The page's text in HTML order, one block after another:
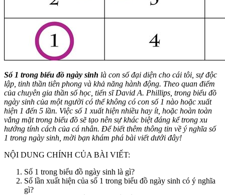
Số 1 trong biểu đồ ngày sinh là con số đại diện cho cái tôi, sự độc
lập, tinh thần tiên phong và khả năng hành động. Theo quan điểm
của chuyên gia thần số học, tiến sĩ David A. Phillips, trong biểu đồ
ngày sinh của một người có thể không có con số 1 nào hoặc xuất
hiện 1 đến 5 lần. Việc số 1 xuất hiện nhiều hay ít, hoặc hoàn toàn
vắng mặt trong biểu đồ sẽ tạo nên sự khác biệt đáng kể trong xu
hướng tính cách của cá nhân. Để biết thêm thông tin về ý nghĩa số
1 trong ngày sinh, mời bạn khám phá bài viết dưới đây!
NỘI DUNG CHÍNH CỦA BÀI VIẾT:
Số 1 trong biểu đồ ngày sinh là gì?
Số lần xuất hiện của số 1 trong biểu đồ ngày sinh có ý nghĩa
gì?